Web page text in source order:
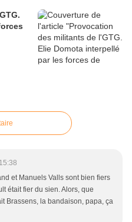
et Manuels Valls sont bien fiers
était fier du sien. Alors, que
Brassens, la bandaison, papa, ça